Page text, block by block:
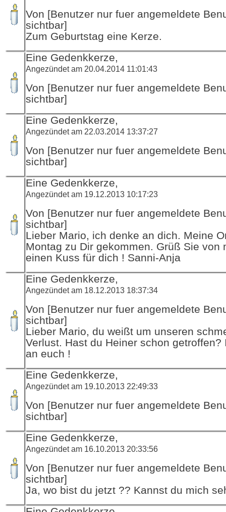
Von [Benutzer nur fuer angemeldete
sichtbar]
Zum Geburtstag eine Kerze.
Eine Gedenkkerze,
Angezündet am 20.04.2014 11:01:43
Von [Benutzer nur fuer angemeldete
sichtbar]
Eine Gedenkkerze,
Angezündet am 22.03.2014 13:37:27
Von [Benutzer nur fuer angemeldete
sichtbar]
Eine Gedenkkerze,
Angezündet am 19.12.2013 10:17:23
Von [Benutzer nur fuer angemeldete
sichtbar]
Lieber Mario, ich denke an dich. Meine
Montag zu Dir gekommen. Grüß Sie von
einen Kuss für dich ! Sanni-Anja
Eine Gedenkkerze,
Angezündet am 18.12.2013 18:37:34
Von [Benutzer nur fuer angemeldete
sichtbar]
Lieber Mario, du weißt um unseren
Verlust. Hast du Heiner schon getroffen?
an euch !
Eine Gedenkkerze,
Angezündet am 19.10.2013 22:49:33
Von [Benutzer nur fuer angemeldete
sichtbar]
Eine Gedenkkerze,
Angezündet am 16.10.2013 20:33:56
Von [Benutzer nur fuer angemeldete
sichtbar]
Ja, wo bist du jetzt ?? Kannst du mich